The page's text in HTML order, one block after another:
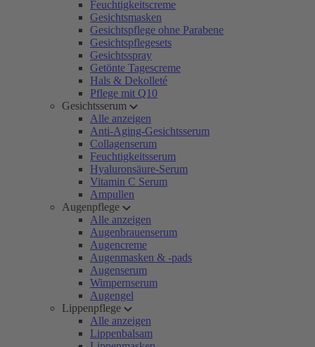
Feuchtigkeitscreme
Gesichtsmasken
Gesichtspflege ohne Parabene
Gesichtspflegesets
Gesichtsspray
Getönte Tagescreme
Hals & Dekolleté
Pflege mit Q10
Gesichtsserum
Alle anzeigen
Anti-Aging-Gesichtsserum
Collagenserum
Feuchtigkeitsserum
Hyaluronsäure-Serum
Vitamin C Serum
Ampullen
Augenpflege
Alle anzeigen
Augenbrauenserum
Augencreme
Augenmasken & -pads
Augenserum
Wimpernserum
Augengel
Lippenpflege
Alle anzeigen
Lippenbalsam